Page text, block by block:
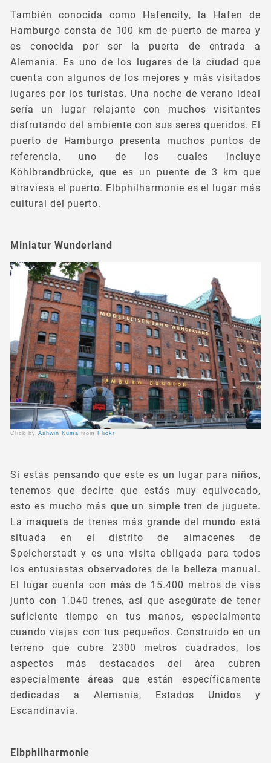
También conocida como Hafencity, la Hafen de
Hamburgo consta de 100 km de puerto de marea y
es conocida por ser la puerta de entrada a
Alemania. Es uno de los lugares de la ciudad que
cuenta con algunos de los mejores y más visitados
lugares por los turistas. Una noche de verano ideal
sería un lugar relajante con muchos visitantes
disfrutando del ambiente con sus seres queridos. El
puerto de Hamburgo presenta muchos puntos de
referencia, uno de los cuales incluye
Köhlbrandbrücke, que es un puente de 3 km que
atraviesa el puerto. Elbphilharmonie es el lugar más
cultural del puerto.
Click by Ashwin Kumafrom Flickr
Miniatur Wunderland
Si estás pensando que este es un lugar para niños,
tenemos que decirte que estás muy equivocado,
esto es mucho más que un simple tren de juguete.
La maqueta de trenes más grande del mundo está
situada en el distrito de almacenes de
Speicherstadt y es una visita obligada para todos
los entusiastas observadores de la belleza manual.
El lugar cuenta con más de 15.400 metros de vías
junto con 1.040 trenes, así que asegúrate de tener
suficiente tiempo en tus manos, especialmente
cuando viajas con tus pequeños. Construido en un
terreno que cubre 2300 metros cuadrados, los
aspectos más destacados del área cubren
especialmente áreas que están específicamente
dedicadas a Alemania, Estados Unidos y
Escandinavia.
Elbphilharmonie